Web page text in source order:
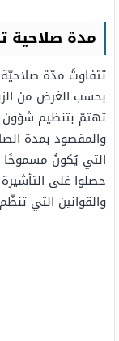
مدة صلاحية
تتفاوتً مدّة صلاحيّة
بحسب الغرض من
تهتمّ بتنظيم شؤون
والمقصود بمدة
التي يُكونُ مسموحًا
حصلوا عَلى
والقوانين التي